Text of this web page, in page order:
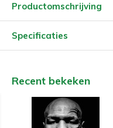
Productomschrijving
Specificaties
Recent bekeken